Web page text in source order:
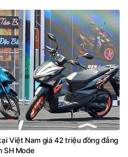
Việt Nam giá 42 triệu đồng đẳng
SH Mode